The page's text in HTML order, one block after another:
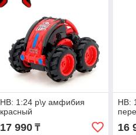
HB: 1:24 р\у амфибия
красный
17 990₸
HB:
16